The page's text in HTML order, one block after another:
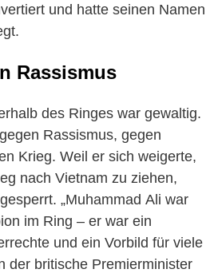
und hatte seinen Namen
Rassismus
des Ringes war gewaltig.
Rassismus, gegen
Krieg. Weil er sich weigerte,
nach Vietnam zu ziehen,
„Muhammad Ali war
im Ring – er war ein
und ein Vorbild für viele
der britische Premierminister